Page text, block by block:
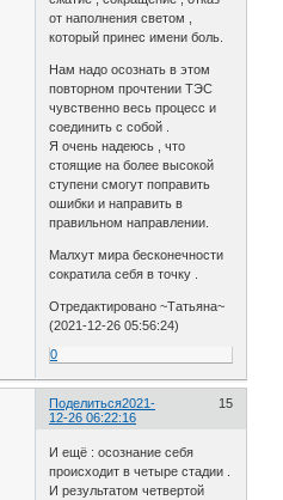
от наполнения светом ,
который принес имени боль.
Нам надо осознать в этом
повторном прочтении ТЭС
чувственно весь процесс и
соединить с собой .
Я очень надеюсь , что
стоящие на более высокой
ступени смогут поправить
ошибки и направить в
правильном направлении.
Малхут мира бесконечности
сократила себя в точку .
Отредактировано ~Татьяна~
(2021-12-26 05:56:24)
0
Поделиться 15
2021-
12-26 06:22:16
И ещё : осознание себя
происходит в четыре стадии .
И результатом четвертой